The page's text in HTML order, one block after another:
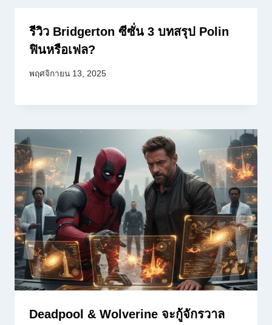
รีวิว Bridgerton ซีซั่น 3 บทสรุป Polin
ฟินหรือเฟล?
พฤศจิกายน 13, 2025
Deadpool & Wolverine จะกู้จักรวาล